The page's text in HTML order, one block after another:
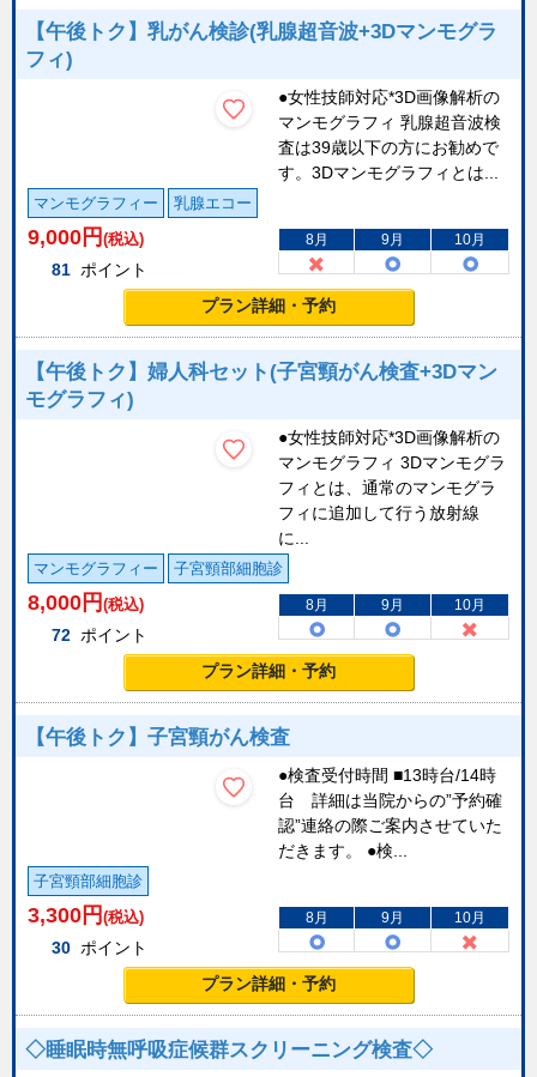
【午後トク】乳がん検診(乳腺超音波+3Dマンモグラ
フィ)
●女性技師対応*3D画像解析の
マンモグラフィ 乳腺超音波検
査は39歳以下の方にお勧めで
す。3Dマンモグラフィとは...
マンモグラフィー 乳腺エコー
9,000 円 (税込)
81 ポイント
8月 9月 10月
プラン詳細・予約
【午後トク】婦人科セット(子宮頸がん検査+3Dマン
モグラフィ)
●女性技師対応*3D画像解析の
マンモグラフィ 3Dマンモグラ
フィとは、通常のマンモグラ
フィに追加して行う放射線
に...
マンモグラフィー 子宮頸部細胞診
8,000 円 (税込)
72 ポイント
8月 9月 10月
プラン詳細・予約
【午後トク】子宮頸がん検査
●検査受付時間 ■13時台/14時
台 詳細は当院からの”予約確
認”連絡の際ご案内させていた
だきます。 ●検...
子宮頸部細胞診
3,300 円 (税込)
30 ポイント
8月 9月 10月
プラン詳細・予約
◇睡眠時無呼吸症候群スクリーニング検査◇